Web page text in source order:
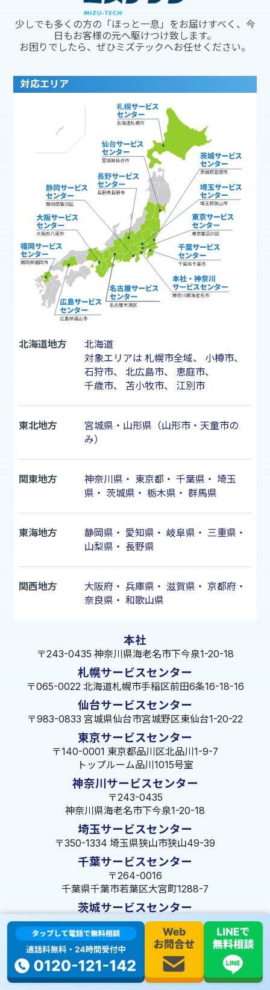
少しでも多くの方の「ほっと一息」をお届けすべく、今
日もお客様の元へ駆けつけ致します。
お困りでしたら、ぜひミズテックへお任せください。
対応エリア
北海道地方
北海道
対象エリアは 札幌市全域、 小樽市、
石狩市、 北広島市、 恵庭市、
千歳市、 苫小牧市、 江別市
東北地方
宮城県・山形県（山形市・天童市の
み）
関東地方 神奈川県 ・ 東京都・ 千葉県 ・ 埼玉
県 ・ 茨城県 ・ 栃木県 ・ 群馬県
東海地方 静岡県 ・ 愛知県 ・ 岐阜県 ・ 三重県 ・
山梨県 ・ 長野県
関西地方 大阪府 ・ 兵庫県 ・ 滋賀県 ・ 京都府 ・
奈良県 ・ 和歌山県
本社
〒243-0435 神奈川県海老名市下今泉1-20-18
札幌サービスセンター
〒065-0022 北海道札幌市手稲区前田6条16-18-16
仙台サービスセンター
〒983-0833 宮城県仙台市宮城野区東仙台1-20-22
東京サービスセンター
〒140-0001 東京都品川区北品川1-9-7
トップルーム品川1015号室
神奈川サービスセンター
〒243-0435
神奈川県海老名市下今泉1-20-18
埼玉サービスセンター
〒350-1334 埼玉県狭山市狭山49-39
千葉サービスセンター
〒264-0016
千葉県千葉市若葉区大宮町1288-7
茨城サービスセンター
〒309-1717 茨城県笠間市旭町322-2 102号
長野サービスセンター
〒380-0921 長野県長野市大字栗田653-141 皐月ビル
名古屋サービスセンター
〒455-0014 名古屋市港区港楽3-13-22